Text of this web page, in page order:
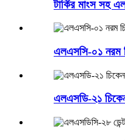
টার্কির মাংস সহ
এলএসসি-০১ নরম
এলএসডি-২১